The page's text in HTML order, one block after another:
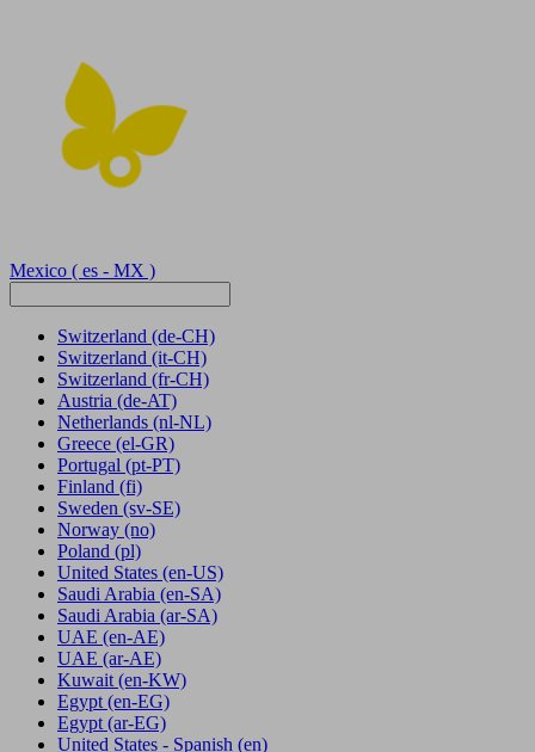
Mexico ( es - MX )
Switzerland (de-CH)
Switzerland (it-CH)
Switzerland (fr-CH)
Austria (de-AT)
Netherlands (nl-NL)
Greece (el-GR)
Portugal (pt-PT)
Finland (fi)
Sweden (sv-SE)
Norway (no)
Poland (pl)
United States (en-US)
Saudi Arabia (en-SA)
Saudi Arabia (ar-SA)
UAE (en-AE)
UAE (ar-AE)
Kuwait (en-KW)
Egypt (en-EG)
Egypt (ar-EG)
United States - Spanish (en)